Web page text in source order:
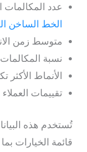
عدد
الخط الساخن
متوسط زمن
نسبة
الأنماط الأكثر
تقييمات العملاء
قائمة الخيارات